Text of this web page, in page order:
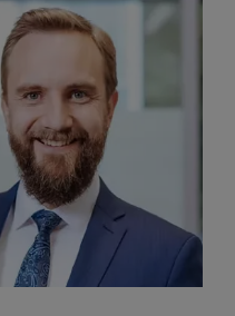
Präsident